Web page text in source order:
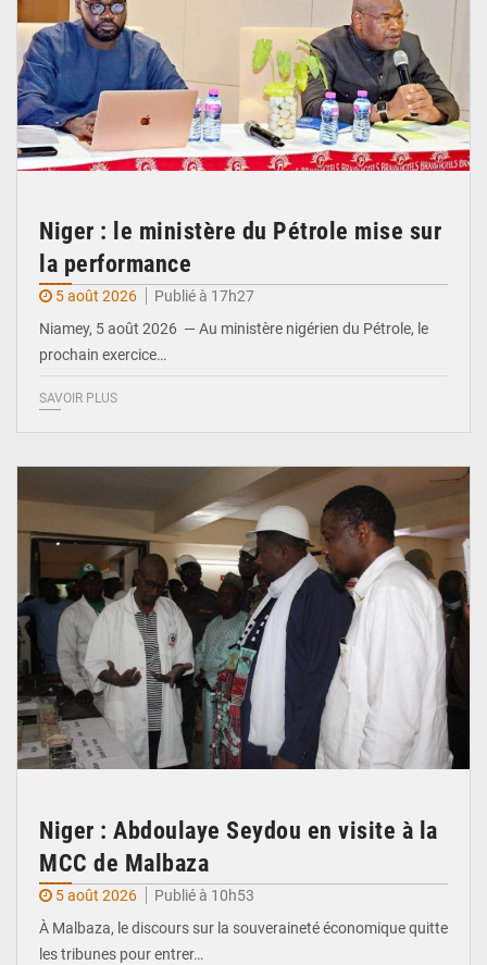
Niger : le ministère du Pétrole mise sur
la performance
5 août 2026
Publié à 17h27
Niamey, 5 août 2026 — Au ministère nigérien du Pétrole, le
prochain exercice…
SAVOIR PLUS
Niger : Abdoulaye Seydou en visite à la
MCC de Malbaza
5 août 2026
Publié à 10h53
À Malbaza, le discours sur la souveraineté économique quitte
les tribunes pour entrer…